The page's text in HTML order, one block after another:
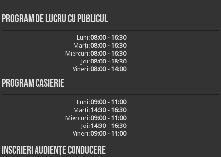
Program de lucru cu publicul
Luni:08:00 - 16:30
Marți:08:00 - 16:30
Miercuri:08:00 - 16:30
Joi:08:00 - 18:30
Vineri:08:00 - 14:00
Program casierie
Luni:09:00 - 11:00
Marți:14:30 - 16:30
Miercuri:09:00 - 11:00
Joi:14:30 - 16:30
Vineri:09:00 - 11:00
Inscrieri audiențe conducere